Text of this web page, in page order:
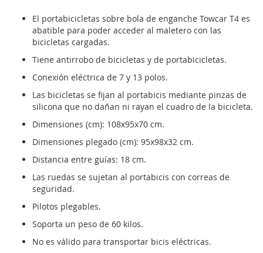
El portabicicletas sobre bola de enganche Towcar T4 es
abatible para poder acceder al maletero con las
bicicletas cargadas.
Tiene antirrobo de bicicletas y de portabicicletas.
Conexión eléctrica de 7 y 13 polos.
Las bicicletas se fijan al portabicis mediante pinzas de
silicona que no dañan ni rayan el cuadro de la bicicleta.
Dimensiones (cm): 108x95x70 cm.
Dimensiones plegado (cm): 95x98x32 cm.
Distancia entre guías: 18 cm.
Las ruedas se sujetan al portabicis con correas de
seguridad.
Pilotos plegables.
Soporta un peso de 60 kilos.
No es válido para transportar bicis eléctricas.